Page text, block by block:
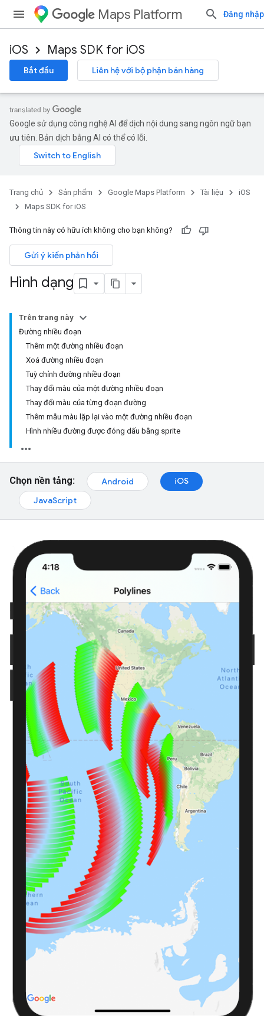
Maps Platform Đăng nhập
iOS Maps SDK for iOS
Bắt đầu Liên hệ với bộ phận bán hàng
Google sử dụng công nghệ AI để dịch nội dung sang ngôn ngữ bạn
ưu tiên. Bản dịch bằng AI có thể có lỗi.
Trang chủ Sản phẩm Google Maps Platform Tài liệu
iOS
Maps SDK for iOS
Thông tin này có hữu ích không cho bạn không?
Gửi ý kiến phản hồi
Hình dạng
Trên trang này
Đường nhiều đoạn
Thêm một đường nhiều đoạn
Xoá đường nhiều đoạn
Tuỳ chỉnh đường nhiều đoạn
Thay đổi màu của một đường nhiều đoạn
Thay đổi màu của từng đoạn đường
Thêm mẫu màu lặp lại vào một đường nhiều đoạn
Hình nhiều đường được đóng dấu bằng sprite
Chọn nền tảng: Android
iOS
JavaScript